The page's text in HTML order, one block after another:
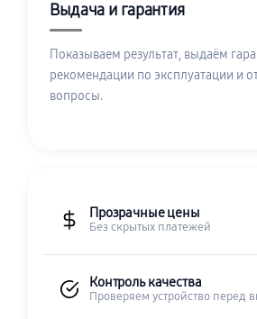
Выдача и гарантия
Показываем результат, выдаём
рекомендации по эксплуатации и
вопросы.
Прозрачные цены
Без скрытых платежей
Контроль качества
Проверяем устройство перед